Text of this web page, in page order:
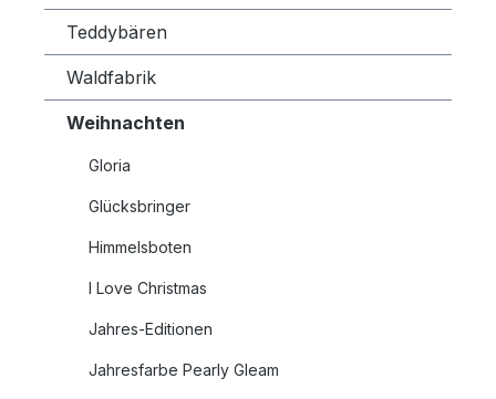
Teddybären
Waldfabrik
Weihnachten
Gloria
Glücksbringer
Himmelsboten
I Love Christmas
Jahres-Editionen
Jahresfarbe Pearly Gleam